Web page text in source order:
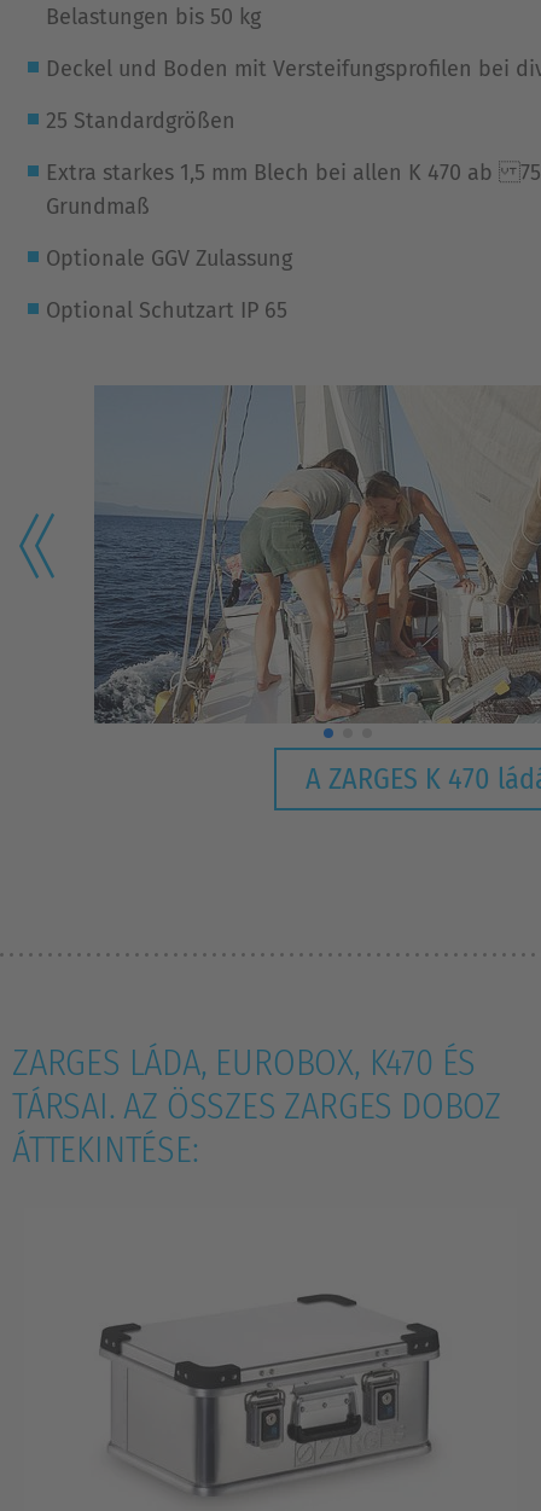
Belastungen bis 50 kg
Deckel und Boden mit Versteifungsprofilen bei
25 Standardgrößen
Extra starkes 1,5 mm Blech bei allen K 470 ab
Grundmaß
Optionale GGV Zulassung
Optional Schutzart IP 65
A ZARGES K 470
ZARGES LÁDA, EUROBOX, K470 ÉS
TÁRSAI. AZ ÖSSZES ZARGES DOBOZ
ÁTTEKINTÉSE: